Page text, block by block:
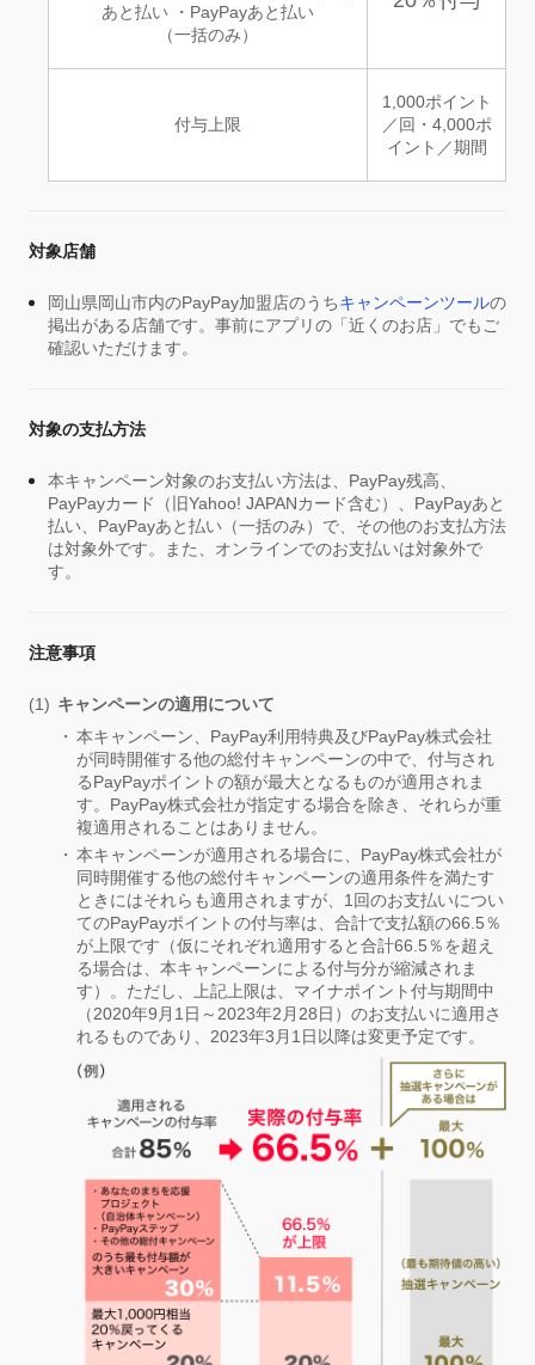
あと払い ・PayPayあと払い
（一括のみ）
付与上限
1,000ポイント
／回・4,000ポ
イント／期間
対象店舗
岡山県岡山市内のPayPay加盟店のうちキャンペーンツールの
掲出がある店舗です。事前にアプリの「近くのお店」でもご
確認いただけます。
対象の支払方法
本キャンペーン対象のお支払い方法は、PayPay残高、
PayPayカード（旧Yahoo! JAPANカード含む）、PayPayあと
払い、PayPayあと払い（一括のみ）で、その他のお支払方法
は対象外です。また、オンラインでのお支払いは対象外で
す。
注意事項
キャンペーンの適用について
本キャンペーン、PayPay利用特典及びPayPay株式会社
が同時開催する他の総付キャンペーンの中で、付与され
るPayPayポイントの額が最大となるものが適用されま
す。PayPay株式会社が指定する場合を除き、それらが重
複適用されることはありません。
本キャンペーンが適用される場合に、PayPay株式会社が
同時開催する他の総付キャンペーンの適用条件を満たす
ときにはそれらも適用されますが、1回のお支払いについ
てのPayPayポイントの付与率は、合計で支払額の66.5％
が上限です（仮にそれぞれ適用すると合計66.5％を超え
る場合は、本キャンペーンによる付与分が縮減されま
す）。ただし、上記上限は、マイナポイント付与期間中
（2020年9月1日～2023年2月28日）のお支払いに適用さ
れるものであり、2023年3月1日以降は変更予定です。